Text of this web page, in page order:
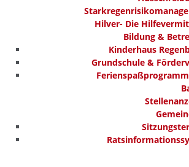
Hilver- Die
Bildung &
Kinderhaus
Grundschule &